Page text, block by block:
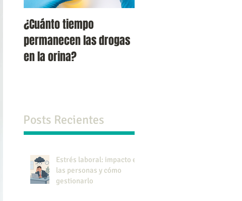
¿Cuánto tiempo
permanecen las drogas
en la orina?
Posts Recientes
Estrés laboral: impacto en
las personas y cómo
gestionarlo